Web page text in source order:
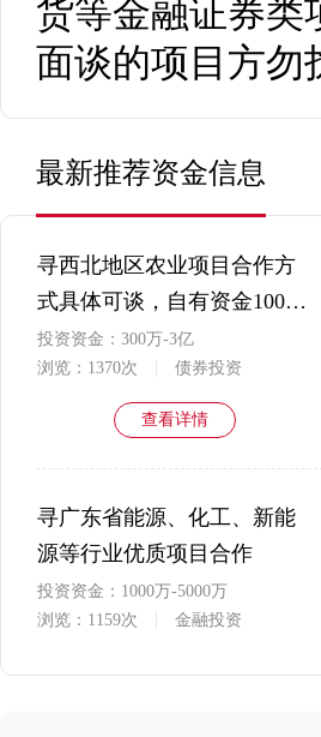
货等金融证券类
面谈的项目方勿
最新推荐资金信息
寻西北地区农业项目合作方
式具体可谈，自有资金100万
起
投资资金：300万-3亿
浏览：1370次
债券投资
查看详情
寻广东省能源、化工、新能
源等行业优质项目合作
投资资金：1000万-5000万
浏览：1159次
金融投资
查看详情